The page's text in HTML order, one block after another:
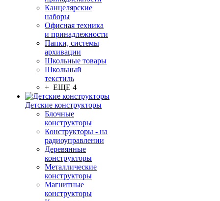
Канцелярские
наборы
Офисная техника
и принадлежности
Папки, системы
архивации
Школьные товары
Школьный
текстиль
+ ЕЩЕ 4
Детские конструкторы
Блочные
конструкторы
Конструкторы - на
радиоуправлении
Деревянные
конструкторы
Металлические
конструкторы
Магнитные
конструкторы